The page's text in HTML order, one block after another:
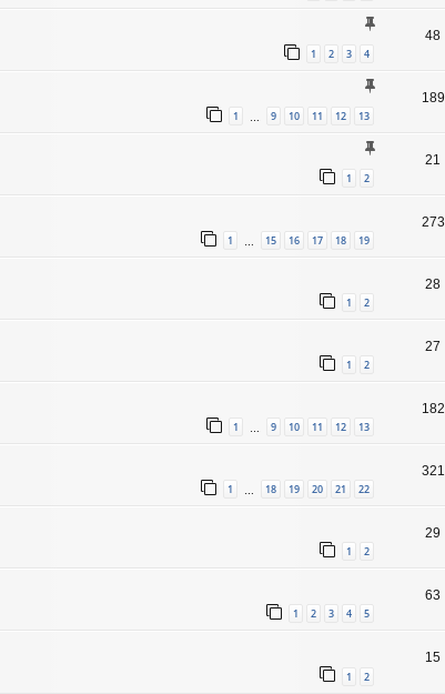
1 2 3 4
48
1 9 10 11 12 13
189
1 2
21
1 15 16 17 18 19
273
1 2
28
1 2
27
1 … 9 10 11 12 13
182
1 … 18 19 20 21 22
321
1 2
29
1 2 3 4 5
63
1 2
15